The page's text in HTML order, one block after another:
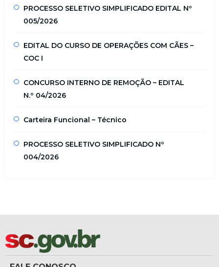
PROCESSO SELETIVO SIMPLIFICADO EDITAL Nº
005/2026
EDITAL DO CURSO DE OPERAÇÕES COM CÃES –
COC I
CONCURSO INTERNO DE REMOÇÃO – EDITAL
N.º 04/2026
Carteira Funcional – Técnico
PROCESSO SELETIVO SIMPLIFICADO Nº
004/2026